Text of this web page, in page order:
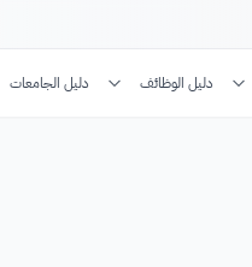
دليل الوظائف دليل الجامعات